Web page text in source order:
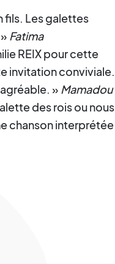
fils. Les galettes
Fatima
REIX pour cette
invitation conviviale.
» Mamadou
des rois ou nous
chanson interprétée